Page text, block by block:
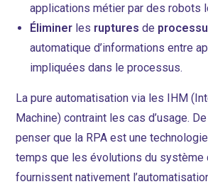
applications métier par des robots
Éliminer les ruptures de
automatique d’informations entre
impliquées dans le processus.
La pure automatisation via les IHM
Machine) contraint les cas d’usage.
penser que la RPA est une
temps que les évolutions du système
fournissent nativement